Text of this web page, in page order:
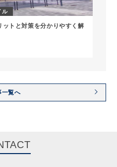
ル
トと対策を分かりやすく解
一覧へ